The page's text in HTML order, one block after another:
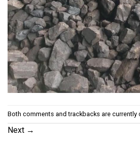
Both comments and trackbacks are currently
Next →